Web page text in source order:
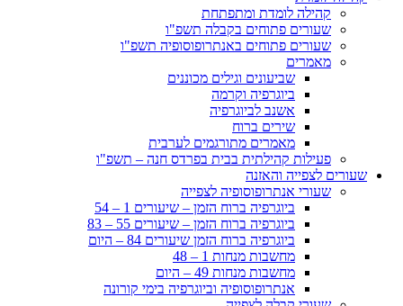
קהילה לומדת ומתפתחת
שעורים פתוחים בקבלה תשפ"ו
שעורים פתוחים באנתרופוסופיה תשפ"ו
מאמרים
שביעונים וגילים מכוננים
ביוגרפיה וקרמה
אשנב לביוגרפיה
שירים ברוח
מאמרים מתורגמים לערבית
פעילות קהילתית בבית בפרדס חנה – תשפ"ו
שעורים לצפייה והאזנה
שעורי אנתרופוסופיה לצפייה
ביוגרפיה ברוח הזמן – שיעורים 1 – 54
ביוגרפיה ברוח הזמן – שיעורים 55 – 83
ביוגרפיה ברוח הזמן שיעורים 84 – היום
מחשבות מנחות 1 – 48
מחשבות מנחות 49 – היום
אנתרופוסופיה וביוגרפיה בימי קורונה